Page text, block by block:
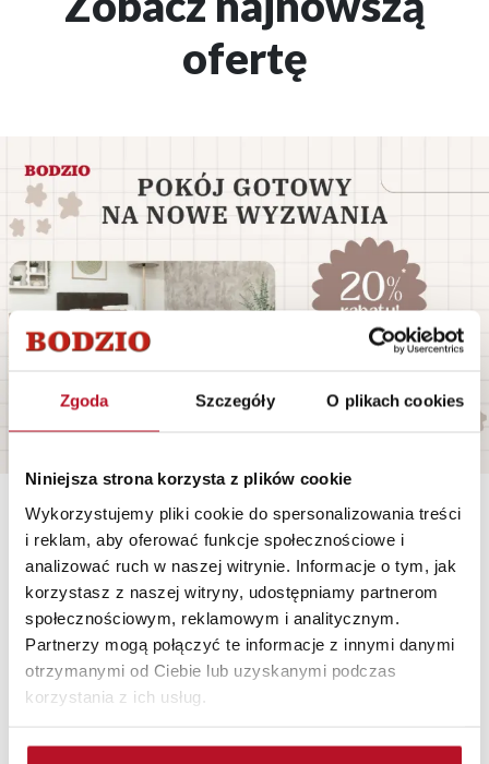
Zgoda Szczegóły O plikach cookies
Niniejsza strona korzysta z plików cookie
Wykorzystujemy pliki cookie do spersonalizowania treści
i reklam, aby oferować funkcje społecznościowe i
analizować ruch w naszej witrynie. Informacje o tym, jak
korzystasz z naszej witryny, udostępniamy partnerom
społecznościowym, reklamowym i analitycznym.
Partnerzy mogą połączyć te informacje z innymi danymi
otrzymanymi od Ciebie lub uzyskanymi podczas
korzystania z ich usług.
ofertę
Polecane Nowości Sale